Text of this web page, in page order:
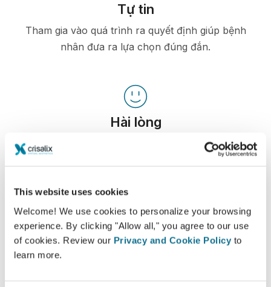
This website uses cookies
Welcome! We use cookies to personalize your browsing
experience. By clicking "Allow all," you agree to our use
of cookies. Review our Privacy and Cookie Policy to
learn more.
Tự tin
Tham gia vào quá trình ra quyết định giúp bệnh
nhân đưa ra lựa chọn đúng đắn.
Hài lòng
100% phụ nữ nói rằng họ đã hài hòng hoặc rất
hài lòng với phẫu thuật của mình sau khi nhìn
*Khảo sát trực tuyến được tiến hành giữa các bệnh nhân nâng
ngực đã trải qua phẫu thuật từ tháng 5 năm 2010 đến tháng 9